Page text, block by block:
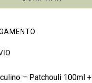
– Patchouli 100ml